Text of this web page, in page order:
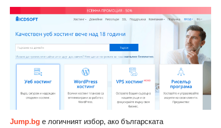
Jump.bg е логичният избор, ако българската